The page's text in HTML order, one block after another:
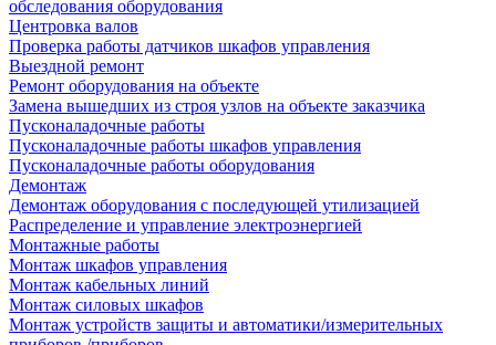
обследования оборудования
Центровка валов
Проверка работы датчиков шкафов управления
Выездной ремонт
Ремонт оборудования на объекте
Замена вышедших из строя узлов на объекте заказчика
Пусконаладочные работы
Пусконаладочные работы шкафов управления
Пусконаладочные работы оборудования
Демонтаж
Демонтаж оборудования с последующей утилизацией
Распределение и управление электроэнергией
Монтажные работы
Монтаж шкафов управления
Монтаж кабельных линий
Монтаж силовых шкафов
Монтаж устройств защиты и автоматики/измерительных